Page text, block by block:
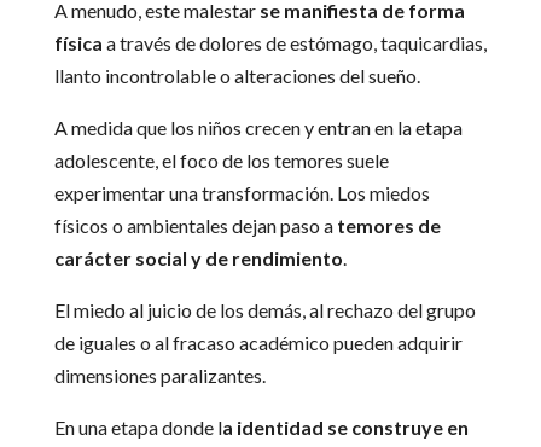
A menudo, este malestar se manifiesta de forma
física a través de dolores de estómago, taquicardias,
llanto incontrolable o alteraciones del sueño.
A medida que los niños crecen y entran en la etapa
adolescente, el foco de los temores suele
experimentar una transformación. Los miedos
físicos o ambientales dejan paso a temores de
carácter social y de rendimiento.
El miedo al juicio de los demás, al rechazo del grupo
de iguales o al fracaso académico pueden adquirir
dimensiones paralizantes.
En una etapa donde la identidad se construye en